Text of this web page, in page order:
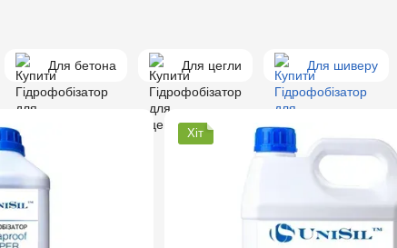
Для бетона Для цегли Для шиверу
Хіт